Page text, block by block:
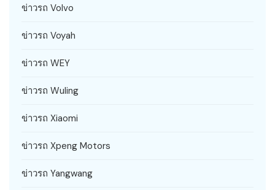
ข่าวรถ Volvo
ข่าวรถ Voyah
ข่าวรถ WEY
ข่าวรถ Wuling
ข่าวรถ Xiaomi
ข่าวรถ Xpeng Motors
ข่าวรถ Yangwang